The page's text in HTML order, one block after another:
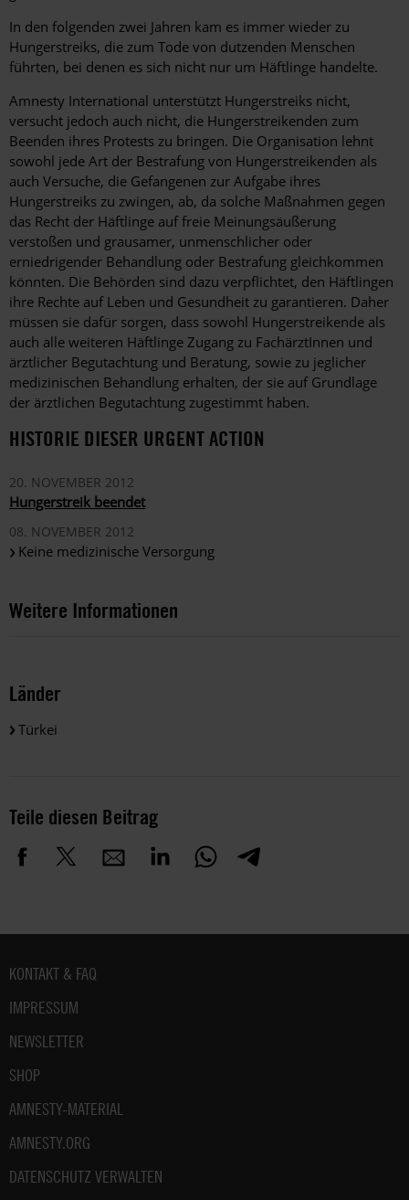
In den folgenden zwei Jahren kam es immer wieder zu
Hungerstreiks, die zum Tode von dutzenden Menschen
führten, bei denen es sich nicht nur um Häftlinge handelte.
Amnesty International unterstützt Hungerstreiks nicht,
versucht jedoch auch nicht, die Hungerstreikenden zum
Beenden ihres Protests zu bringen. Die Organisation lehnt
sowohl jede Art der Bestrafung von Hungerstreikenden als
auch Versuche, die Gefangenen zur Aufgabe ihres
Hungerstreiks zu zwingen, ab, da solche Maßnahmen gegen
das Recht der Häftlinge auf freie Meinungsäußerung
verstoßen und grausamer, unmenschlicher oder
erniedrigender Behandlung oder Bestrafung gleichkommen
könnten. Die Behörden sind dazu verpflichtet, den Häftlingen
ihre Rechte auf Leben und Gesundheit zu garantieren. Daher
müssen sie dafür sorgen, dass sowohl Hungerstreikende als
auch alle weiteren Häftlinge Zugang zu FachärztInnen und
ärztlicher Begutachtung und Beratung, sowie zu jeglicher
medizinischen Behandlung erhalten, der sie auf Grundlage
der ärztlichen Begutachtung zugestimmt haben.
HISTORIE DIESER URGENT ACTION
20. NOVEMBER 2012
Hungerstreik beendet
08. NOVEMBER 2012
Keine medizinische Versorgung
Weitere Informationen
Länder
Türkei
Teile diesen Beitrag
Fußbereich
KONTAKT & FAQ
IMPRESSUM
NEWSLETTER
SHOP
AMNESTY-MATERIAL
AMNESTY.ORG
DATENSCHUTZ VERWALTEN